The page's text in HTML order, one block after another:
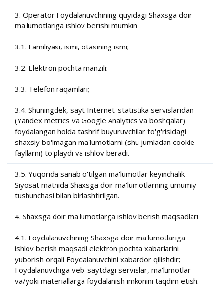
3. Operator Foydalanuvchining quyidagi Shaxsga doir
ma'lumotlariga ishlov berishi mumkin
3.1. Familiyasi, ismi, otasining ismi;
3.2. Elektron pochta manzili;
3.3. Telefon raqamlari;
3.4. Shuningdek, sayt Internet-statistika servislaridan
(Yandex metrics va Google Analytics va boshqalar)
foydalangan holda tashrif buyuruvchilar to'g'risidagi
shaxsiy bo'lmagan ma'lumotlarni (shu jumladan cookie
fayllarni) to'playdi va ishlov beradi.
3.5. Yuqorida sanab o'tilgan ma'lumotlar keyinchalik
Siyosat matnida Shaxsga doir ma'lumotlarning umumiy
tushunchasi bilan birlashtirilgan.
4. Shaxsga doir ma'lumotlarga ishlov berish maqsadlari
4.1. Foydalanuvchining Shaxsga doir ma'lumotlariga
ishlov berish maqsadi elektron pochta xabarlarini
yuborish orqali Foydalanuvchini xabardor qilishdir;
Foydalanuvchiga veb-saytdagi servislar, ma'lumotlar
va/yoki materiallarga foydalanish imkonini taqdim etish.